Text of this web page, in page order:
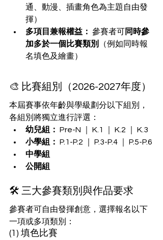
通、動漫、插畫角色為主題自由發
揮）
多項目兼報權益： 參賽者可
同時參
加多於一個比賽類別
（例如同時報
名填色及繪畫）
🎨 比賽組別（2026-2027年度）
本屆賽事依年齡與學級劃分以下組別，
各組別將獨立進行評選：
幼兒組： Pre-N ｜ K.1 ｜ K.2 ｜ K.3
小學組： P.1-P.2 ｜ P.3-P.4 ｜ P.5-P.6
中學組
公開組
🛠️ 三大參賽類別與作品要求
參賽者可自由發揮創意，選擇報名以下
一項或多項類別：
(1) 填色比賽